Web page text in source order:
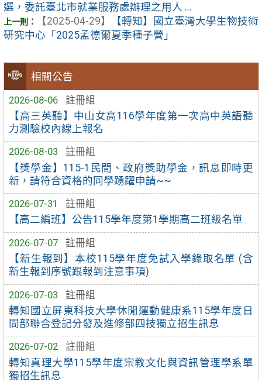
相關公告
2026-08-06
註冊組
【高三英聽】中山女高116學年度第一次高中英語聽
力測驗校內線上報名
2026-08-03
註冊組
【獎學金】115-1民間、政府獎助學金，訊息即時更
新，請符合資格的同學踴躍申請~~
2026-07-31
註冊組
【高二編班】公告115學年度第1學期高二班級名單
2026-07-07
註冊組
【新生報到】本校115學年度免試入學錄取名單 (含
新生報到序號跟報到注意事項)
2026-07-03
註冊組
轉知國立屏東科技大學休閒運動健康系115學年度日
間部聯合登記分發及進修部四技獨立招生訊息
2026-07-02
註冊組
轉知真理大學115學年度宗教文化與資訊管理學系單
獨招生訊息
選，委託臺北市就業服務處辦理之用人 ...
【2025-04-29】
【轉知】國立臺灣大學生物技術
研究中心「2025孟德爾夏季種子營」